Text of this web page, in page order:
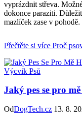
vyprázdnit střeva.
dokonce paraziti.
mazlíček zase v pohodě.
Přečtěte si více Proč
Výcvik Psů
Jaký pes se pro
OdDogTech.cz 13. 8.